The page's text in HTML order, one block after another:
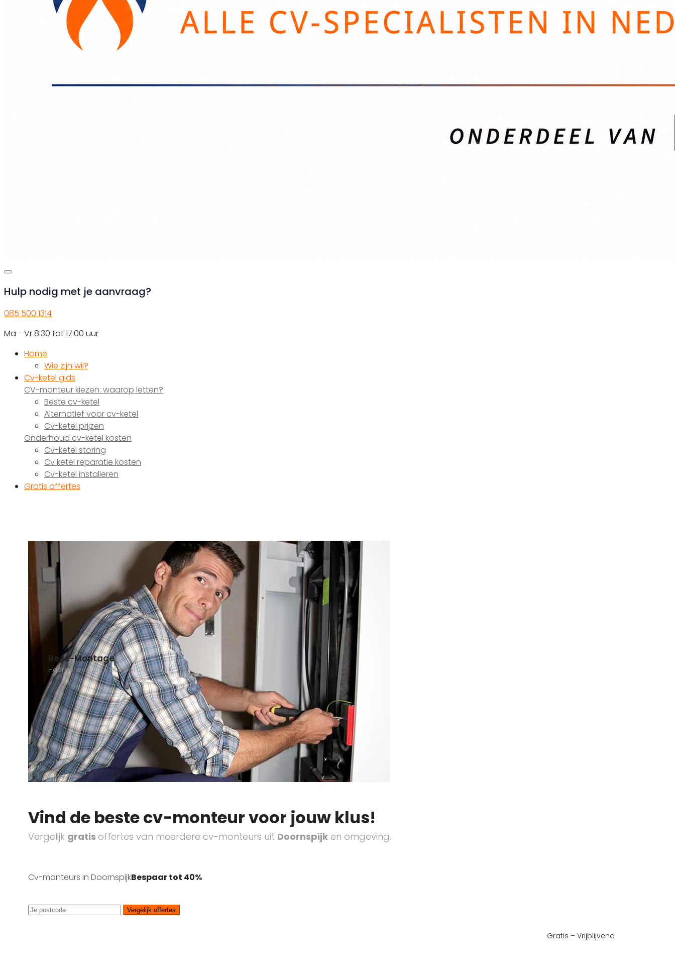
Hulp nodig met je aanvraag?
085 500 1314
Ma - Vr 8:30 tot 17:00 uur
Home
Wie zijn wij?
Cv-ketel gids
CV-monteur kiezen: waarop letten?
Beste cv-ketel
Alternatief voor cv-ketel
Cv-ketel prijzen
Onderhoud cv-ketel kosten
Cv-ketel storing
Cv ketel reparatie kosten
Cv-ketel installeren
Gratis offertes
BeJe-Montage
Haerderweg 12R 1, 8085RH Doornspijk
Vind de beste cv-monteur voor jouw klus!
Vergelijk gratis offertes van meerdere cv-monteurs uit Doornspijk en omgeving.
Cv-monteurs in DoornspijkBespaar tot 40%
Vergelijk offertes
Gratis – Vrijblijvend